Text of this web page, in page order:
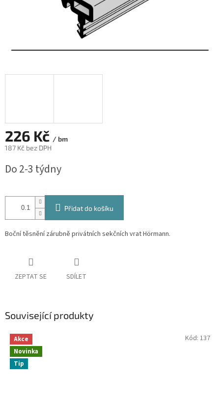
226 Kč / bm
187 Kč bez DPH
cena:
Do 2-3 týdny
Přidat do košíku
Boční těsnění zárubně privátních sekčních vrat Hörmann.
ZEPTAT SE SDÍLET
Související produkty
Akce
Novinka
Tip
Kód: 137